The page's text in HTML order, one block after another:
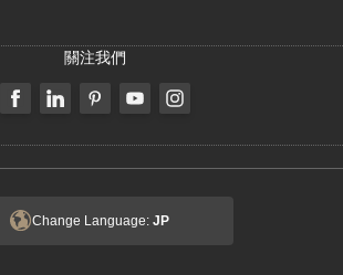
關注我們
Change Language: JP